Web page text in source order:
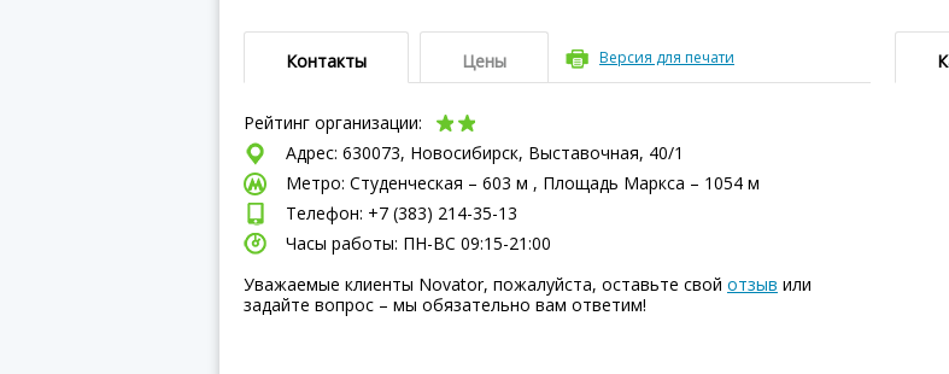
Контакты Цены Версия для печати
Рейтинг организации:
Адрес: 630073, Новосибирск, Выставочная, 40/1
Метро: Студенческая – 603 м , Площадь Маркса – 1054 м
Телефон: +7 (383) 214-35-13
Часы работы: ПН-ВC 09:15-21:00
Уважаемые клиенты Novator, пожалуйста, оставьте свой отзыв или
задайте вопрос – мы обязательно вам ответим!